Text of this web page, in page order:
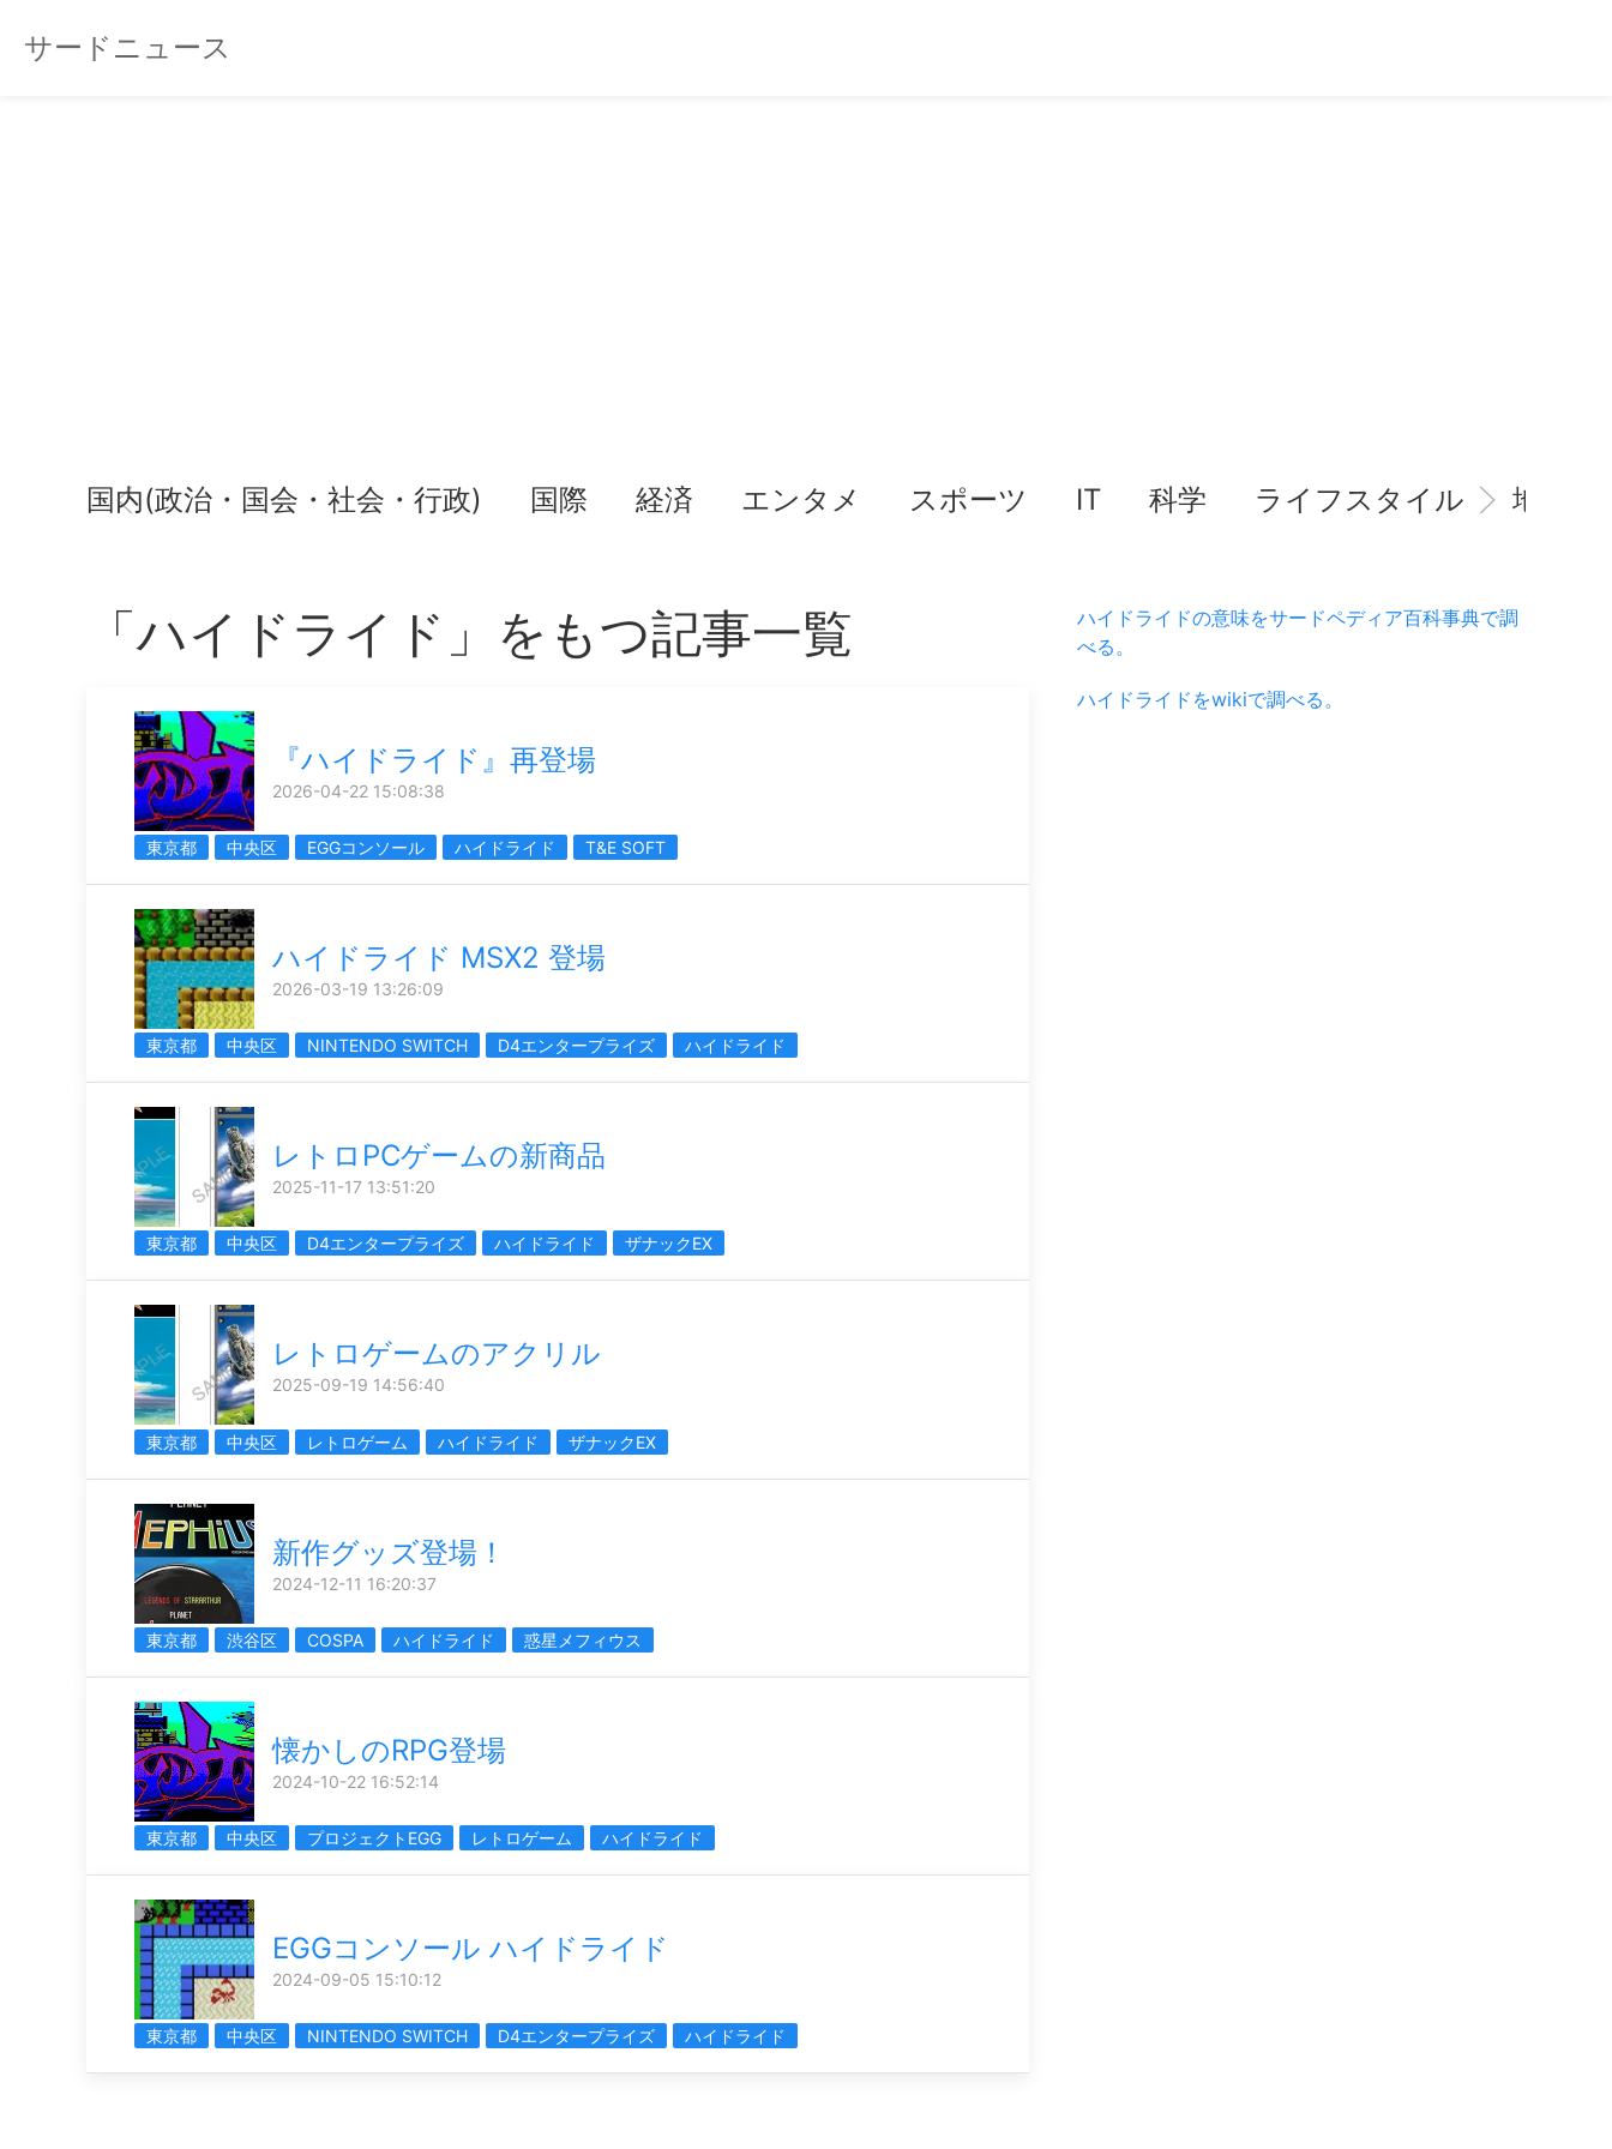
サードニュース
国内(政治・国会・社会・行政) 国際 経済 エンタメ スポーツ IT 科学 ライフスタイル 地域情
「ハイドライド」をもつ記事一覧
『ハイドライド』再登場
2026-04-22 15:08:38
東京都 中央区 EGGコンソール ハイドライド T&E SOFT
ハイドライド MSX2 登場
2026-03-19 13:26:09
東京都 中央区 NINTENDO SWITCH D4エンタープライズ ハイドライド
レトロPCゲームの新商品
2025-11-17 13:51:20
東京都 中央区 D4エンタープライズ ハイドライド ザナックEX
レトロゲームのアクリル
2025-09-19 14:56:40
東京都 中央区 レトロゲーム ハイドライド ザナックEX
新作グッズ登場！
2024-12-11 16:20:37
東京都 渋谷区 COSPA ハイドライド 惑星メフィウス
懐かしのRPG登場
2024-10-22 16:52:14
東京都 中央区 プロジェクトEGG レトロゲーム ハイドライド
EGGコンソール ハイドライド
2024-09-05 15:10:12
東京都 中央区 NINTENDO SWITCH D4エンタープライズ ハイドライド
ハイドライドの意味をサードペディア百科事典で調
べる。
ハイドライドをwikiで調べる。